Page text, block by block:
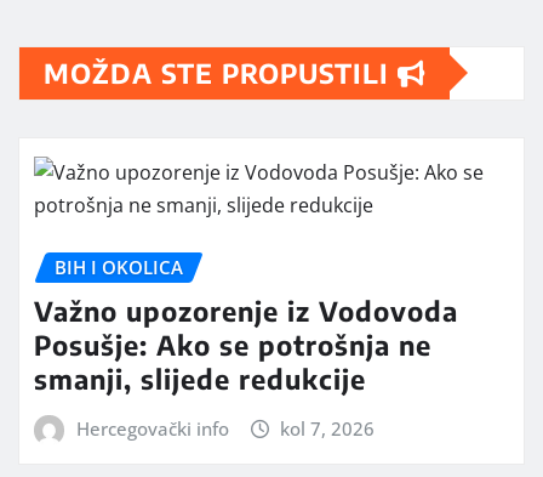
MOŽDA STE PROPUSTILI
BIH I OKOLICA
Važno upozorenje iz Vodovoda
Posušje: Ako se potrošnja ne
smanji, slijede redukcije
Hercegovački info kol 7, 2026